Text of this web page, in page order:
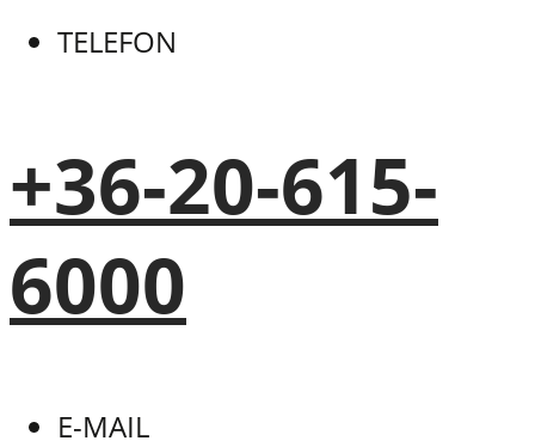
TELEFON
+36-20-615-
6000
E-MAIL